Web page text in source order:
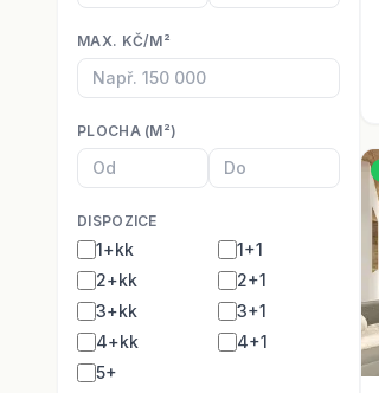
MAX. KČ/M²
PLOCHA (M²)
DISPOZICE
1+kk
1+1
2+kk
2+1
3+kk
3+1
4+kk
4+1
5+